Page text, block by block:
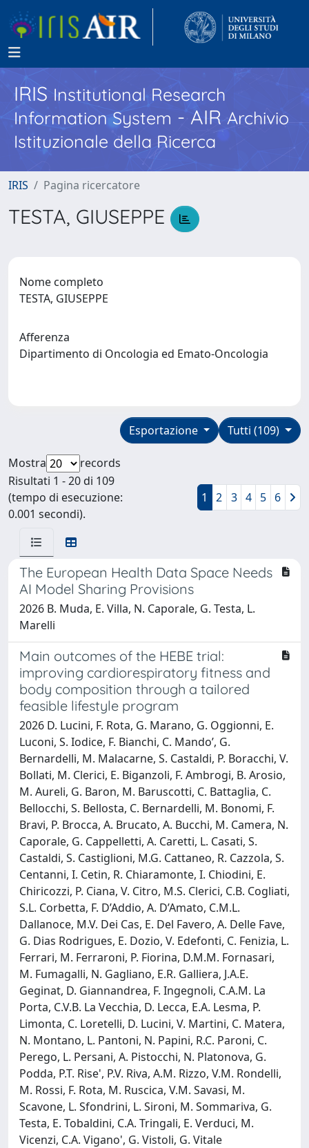
IRISInstitutional Research
Information System - AIR Archivio
Istituzionale della Ricerca
IRIS Pagina ricercatore
TESTA, GIUSEPPE
Nome completo
TESTA, GIUSEPPE
Afferenza
Dipartimento di Oncologia ed Emato-Oncologia
Tutti (109)
Esportazione
Mostra
records
Risultati 1 - 20 di 109
(tempo di esecuzione:
0.001 secondi).
1 2 3 4 5 6
The European Health Data Space Needs
AI Model Sharing Provisions
2026 B. Muda, E. Villa, N. Caporale, G. Testa, L.
Marelli
Main outcomes of the HEBE trial:
improving cardiorespiratory fitness and
body composition through a tailored
feasible lifestyle program
2026 D. Lucini, F. Rota, G. Marano, G. Oggionni, E.
Luconi, S. Iodice, F. Bianchi, C. Mando’, G.
Bernardelli, M. Malacarne, S. Castaldi, P. Boracchi, V.
Bollati, M. Clerici, E. Biganzoli, F. Ambrogi, B. Arosio,
M. Aureli, G. Baron, M. Baruscotti, C. Battaglia, C.
Bellocchi, S. Bellosta, C. Bernardelli, M. Bonomi, F.
Bravi, P. Brocca, A. Brucato, A. Bucchi, M. Camera, N.
Caporale, G. Cappelletti, A. Caretti, L. Casati, S.
Castaldi, S. Castiglioni, M.G. Cattaneo, R. Cazzola, S.
Centanni, I. Cetin, R. Chiaramonte, I. Chiodini, E.
Chiricozzi, P. Ciana, V. Citro, M.S. Clerici, C.B. Cogliati,
S.L. Corbetta, F. D’Addio, A. D’Amato, C.M.L.
Dallanoce, M.V. Dei Cas, E. Del Favero, A. Delle Fave,
G. Dias Rodrigues, E. Dozio, V. Edefonti, C. Fenizia, L.
Ferrari, M. Ferraroni, P. Fiorina, D.M.M. Fornasari,
M. Fumagalli, N. Gagliano, E.R. Galliera, J.A.E.
Geginat, D. Giannandrea, F. Ingegnoli, C.A.M. La
Porta, C.V.B. La Vecchia, D. Lecca, E.A. Lesma, P.
Limonta, C. Loretelli, D. Lucini, V. Martini, C. Matera,
N. Montano, L. Pantoni, N. Papini, R.C. Paroni, C.
Perego, L. Persani, A. Pistocchi, N. Platonova, G.
Podda, P.T. Rise', P.V. Riva, A.M. Rizzo, V.M. Rondelli,
M. Rossi, F. Rota, M. Ruscica, V.M. Savasi, M.
Scavone, L. Sfondrini, L. Sironi, M. Sommariva, G.
Testa, E. Tobaldini, C.A. Tringali, E. Verduci, M.
Vicenzi, C.A. Vigano', G. Vistoli, G. Vitale